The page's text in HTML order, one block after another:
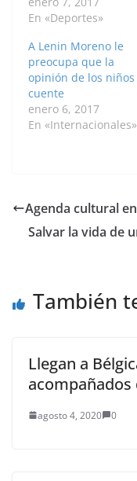
En «Deportes»
A Lenin Moreno le
preocupa que la
opinión de los niños
cuente
enero 6, 2017
En «Internacionales»
Agenda cultural
Salvar la vida de
También
Llegan a
acompañados
agosto 4, 2020 0